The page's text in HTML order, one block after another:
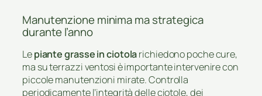
Manutenzione minima ma strategica
durante l’anno
Lepiante grasse in ciotolarichiedono poche cure,
ma su terrazzi ventosi è importante intervenire con
piccole manutenzioni mirate. Controlla
periodicamente l’integrità delle ciotole, dei